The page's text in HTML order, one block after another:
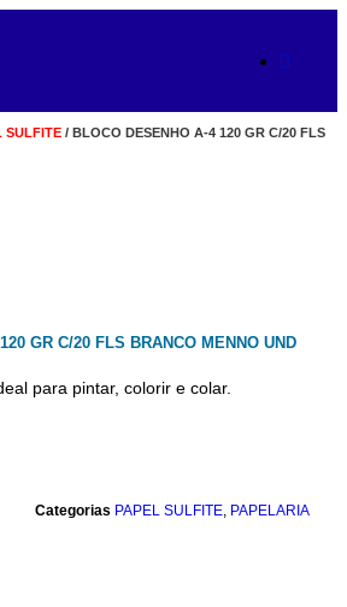
SULFITE / BLOCO DESENHO A-4 120 GR C/20 FLS
GR C/20 FLS BRANCO MENNO UND
para pintar, colorir e colar.
Categorias PAPEL SULFITE, PAPELARIA